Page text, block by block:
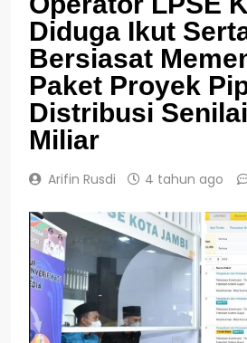
Diduga Ikut
Bersiasat
Paket Proyek
Distribusi
Miliar
Arifin Rusdi 4 tahun ago